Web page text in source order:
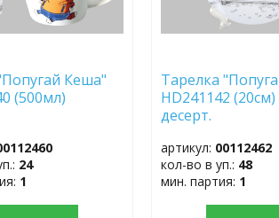
Кеша"
(500мл)
24
1
Тарелка
HD241142 (20см)
десерт.
артикул: 00112462
кол-во в уп.: 48
мин. партия: 1